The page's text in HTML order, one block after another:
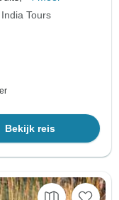
Tours
Bekijk reis